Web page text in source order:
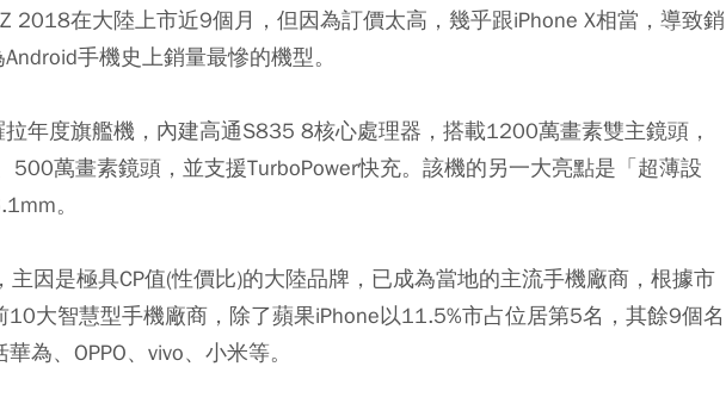
2018在大陸上市近9個月，但因為訂價太高，幾乎跟iPhone X相當，導致銷
手機史上銷量最慘的機型。
年度旗艦機，內建高通S835 8核心處理器，搭載1200萬畫素雙主鏡頭，
500萬畫素鏡頭，並支援TurboPower快充。該機的另一大亮點是「超薄設
。
主因是極具CP值(性價比)的大陸品牌，已成為當地的主流手機廠商，根據市
大智慧型手機廠商，除了蘋果iPhone以11.5%市占位居第5名，其餘9個名
為、OPPO、vivo、小米等。